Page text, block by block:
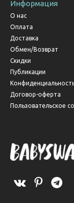
Информация
О нас
Оплата
Доставка
Обмен/Возврат
Скидки
Публикации
Договор-оферта
Пользовательское